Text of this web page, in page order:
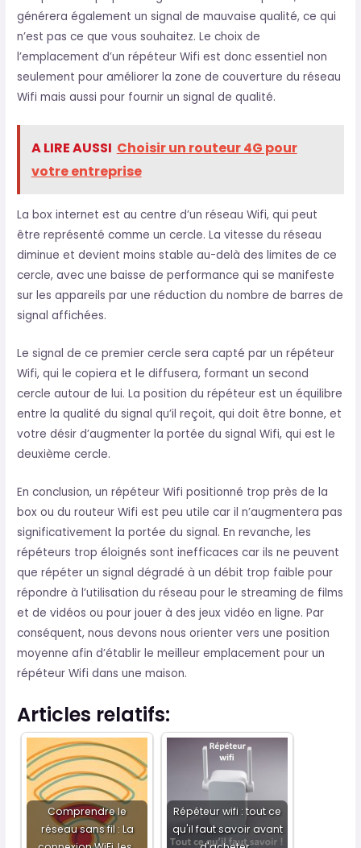
générera également un signal de mauvaise qualité, ce qui
n’est pas ce que vous souhaitez. Le choix de
l’emplacement d’un répéteur Wifi est donc essentiel non
seulement pour améliorer la zone de couverture du réseau
Wifi mais aussi pour fournir un signal de qualité.
A LIRE AUSSI Choisir un routeur 4G pour
votre entreprise
La box internet est au centre d’un réseau Wifi, qui peut
être représenté comme un cercle. La vitesse du réseau
diminue et devient moins stable au-delà des limites de ce
cercle, avec une baisse de performance qui se manifeste
sur les appareils par une réduction du nombre de barres de
signal affichées.
Le signal de ce premier cercle sera capté par un répéteur
Wifi, qui le copiera et le diffusera, formant un second
cercle autour de lui. La position du répéteur est un équilibre
entre la qualité du signal qu’il reçoit, qui doit être bonne, et
votre désir d’augmenter la portée du signal Wifi, qui est le
deuxième cercle.
En conclusion, un répéteur Wifi positionné trop près de la
box ou du routeur Wifi est peu utile car il n’augmentera pas
significativement la portée du signal. En revanche, les
répéteurs trop éloignés sont inefficaces car ils ne peuvent
que répéter un signal dégradé à un débit trop faible pour
répondre à l’utilisation du réseau pour le streaming de films
et de vidéos ou pour jouer à des jeux vidéo en ligne. Par
conséquent, nous devons nous orienter vers une position
moyenne afin d’établir le meilleur emplacement pour un
répéteur Wifi dans une maison.
Articles relatifs:
Comprendre le
réseau sans fil : La
Répéteur wifi : tout ce
qu'il faut savoir avant